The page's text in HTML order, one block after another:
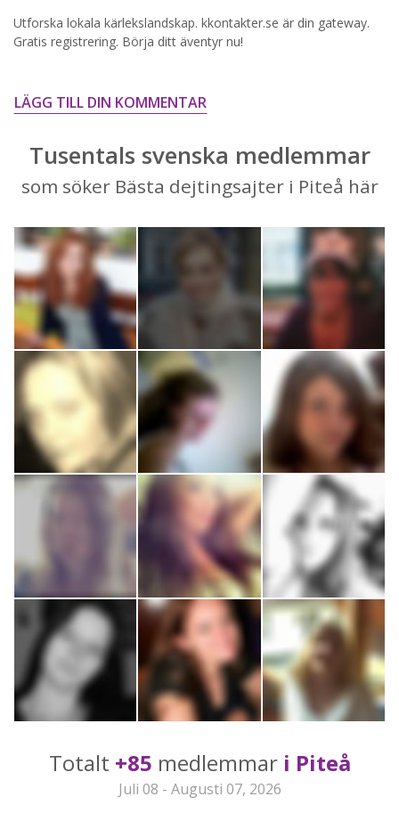
Utforska lokala kärlekslandskap. kkontakter.se är din gateway.
Gratis registrering. Börja ditt äventyr nu!
LÄGG TILL DIN KOMMENTAR
Tusentals svenska medlemmar
som söker Bästa dejtingsajter i Piteå här
Totalt +85 medlemmar i Piteå
Juli 08 - Augusti 07, 2026